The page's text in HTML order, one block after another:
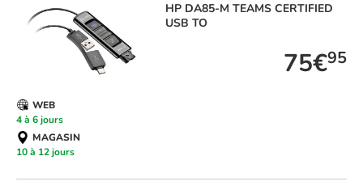
HP DA85-M TEAMS CERTIFIED
USB TO
75€95
WEB
4 à 6 jours
MAGASIN
10 à 12 jours